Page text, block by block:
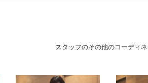
スタッフのその他のコーディネ